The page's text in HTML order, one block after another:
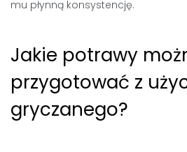
mu płynną konsystencję.
Jakie potrawy
przygotować z
gryczanego?